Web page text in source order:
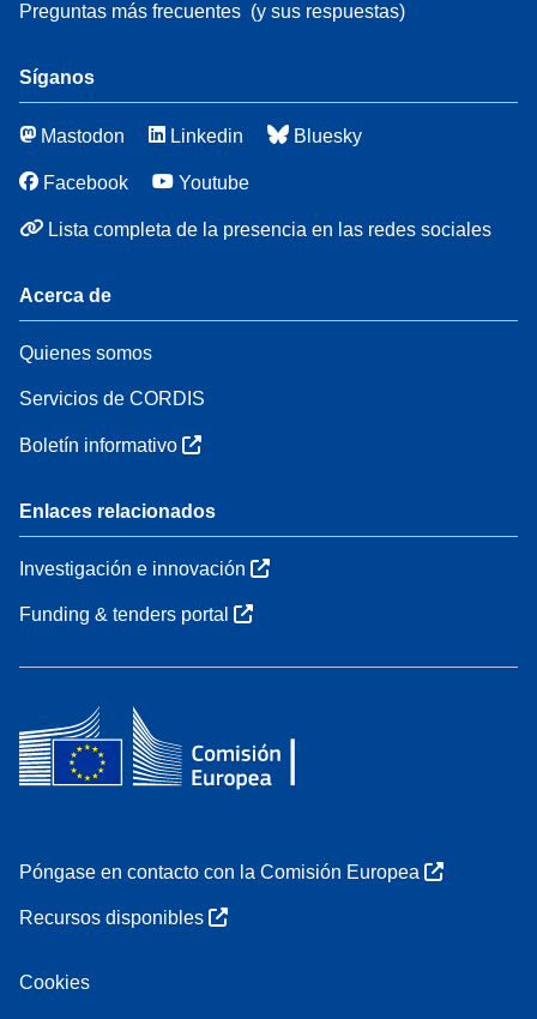
Preguntas más frecuentes (y sus respuestas)
Síganos
Mastodon Linkedin Bluesky
Facebook Youtube
Lista completa de la presencia en las redes sociales
Acerca de
Quienes somos
Servicios de CORDIS
Boletín informativo
Enlaces relacionados
Investigación e innovación
Funding & tenders portal
Póngase en contacto con la Comisión Europea
Recursos disponibles
Cookies